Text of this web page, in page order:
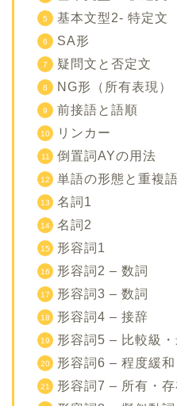
基本文型2- 特定文
SA形
疑問文と否定文
NG形（所有表現）
前接語と語順
リンカー
倒置詞AYの用法
単語の形態と重複語
名詞1
名詞2
形容詞1
形容詞2 – 数詞
形容詞3 – 数詞
形容詞4 – 接辞
形容詞5 – 比較級・
形容詞6 – 程度緩
形容詞7 – 所有・存